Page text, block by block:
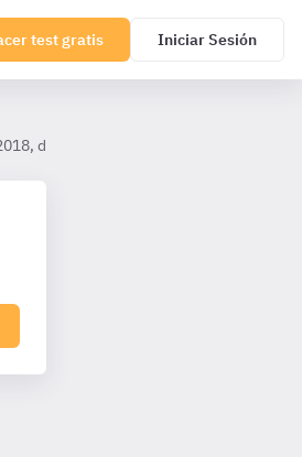
test gratis Iniciar Sesión
de Protección de Datos Personales y